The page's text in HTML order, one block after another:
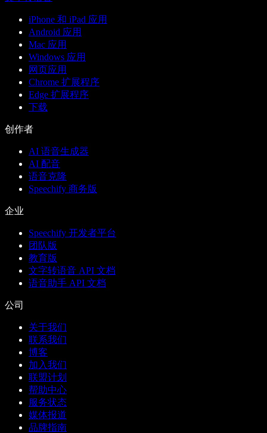
iPhone 和 iPad 应用
Android 应用
Mac 应用
Windows 应用
网页应用
Chrome 扩展程序
Edge 扩展程序
下载
创作者
AI 语音生成器
AI 配音
语音克隆
Speechify 商务版
企业
Speechify 开发者平台
团队版
教育版
文字转语音 API 文档
语音助手 API 文档
公司
关于我们
联系我们
博客
加入我们
联盟计划
帮助中心
服务状态
媒体报道
品牌指南